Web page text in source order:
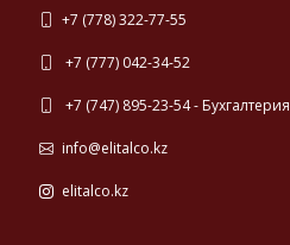
+7 (778) 322-77-55
+7 (777) 042-34-52
+7 (747) 895-23-54 - Бухгалтерия
info@elitalco.kz
elitalco.kz